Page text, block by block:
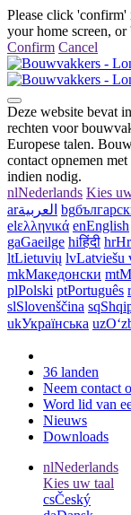
Please click
your home screen,
Confirm Cancel
Deze website bevat
rechten voor
Europese talen.
contact opnemen
indien nodig.
nlNederlands Kies
arالعربية bg
elελληνικά enEnglish
gaGaeilge hiहिंदी hr
ltLietuvių lvLatviešu
mkМакедонски mt
plPolski ptPortuguês
slSlovenščina sq
ukУкраїнська uz
36 landen
Neem contact
Word lid van
Nieuws
Downloads
nlNederlands
Kies uw taal
csČeský